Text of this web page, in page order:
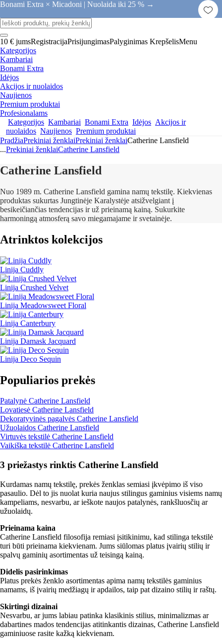
Bonami Extra × Micadoni | Nuolaida iki 25 % →
10 € jumsRegistracijaPrisijungimasPalyginimas KrepšelisMenu
Kategorijos
Kambariai
Bonami Extra
Idėjos
Akcijos ir nuolaidos
Naujienos
Premium produktai
Profesionalams
Kategorijos Kambariai Bonami Extra Idėjos Akcijos ir
nuolaidos Naujienos Premium produktai
PradžiaPrekiniai ženklaiPrekiniai ženklaiCatherine Lansfield
...Prekiniai ženklaiCatherine Lansfield
Catherine Lansfield
Nuo 1989 m. Catherine Lansfield gamina namų tekstilę. Kiekvienas
produktas sukurtas Jungtinėje Karalystėje atsižvelgiant į
besikeičiančias tendencijas ir už prieinamą kainą. Sukurkite
harmoningą atmosferą savo miegamajame ir svetainėje.
Atrinktos kolekcijos
Linija Cuddly
Linija Crushed Velvet
Linija Meadowsweet Floral
Linija Canterbury
Linija Damask Jacquard
Linija Deco Sequin
Populiarios prekės
Patalynė Catherine Lansfield
Lovatiesė Catherine Lansfield
Dekoratyvinės pagalvės Catherine Lansfield
Užuolaidos Catherine Lansfield
Virtuvės tekstilė Catherine Lansfield
Vaikiška tekstilė Catherine Lansfield
3 priežastys rinktis Catherine Lansfield
Kurdamas namų tekstilę, prekės ženklas semiasi įkvėpimo iš viso
pasaulio. Dėl to jis nuolat kuria naujus stilingus gaminius visiems namų
kampeliams, nesvarbu, ar ieškote naujos patalynės, rankšluosčių ar
užuolaidų.
Prieinama kaina
Catherine Lansfield filosofija remiasi įsitikinimu, kad stilinga tekstilė
turi būti prieinama kiekvienam. Jums siūlomas platus įvairių stilių ir
spalvų gaminių asortimentas už teisingą kainą.
Didelis pasirinkimas
Platus prekės ženklo asortimentas apima namų tekstilės gaminius
namams, iš įvairių medžiagų ir apdailos, taip pat dizaino stilių ir raštų.
Skirtingi dizainai
Nesvarbu, ar jums labiau patinka klasikinis stilius, minimalizmas ar
dabartines mados tendencijas atitinkantis dizainas, Catherine Lansfield
gaminiuose rasite kažką kiekvienam.